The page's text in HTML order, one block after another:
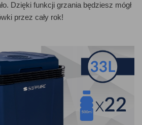
Dzięki funkcji grzania będziesz mógł
przez cały rok!